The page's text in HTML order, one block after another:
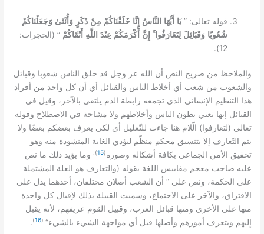
قوله تعالى: ”يَا أَيُّهَا النَّاسُ إِنَّا خَلَقْنَاكُمْ مِنْ ذَكَرٍ وَأُنْثَىٰ وَجَعَلْنَاكُمْ
شُعُوبًا وَقَبَائِلَ لِتَعَارَفُوا ۚ إِنَّ أَكْرَمَكُمْ عِنْدَ اللَّهِ أَتْقَاكُمْ ” ( الحجرات:
12).
والملاحظ من صريح النص أن الله عز وجل قد خلق الناس شعوبا وقبائل
والشعوب من شعب أي أخلاط الناس والقبائل أي أن كل واحد من أفراد
هذا التنظيم الإنساني الذي تجمعه رابطة الدم يلتقي بالآخر، وقيل في
القبائل إنها تعني بطون الناس وأخلاطهم ولا مشاحة في الاصطلاح وقوله
تعالى (لتعارفوا) الّلام هنا جاءت للتّعليل أي لكي يعرف بعضكم بعضًا ولا
يتم التّعارف إلا بتنسيق محكم منظّم ليؤدي الغاية المنشودة منه وهو
تحقيق الأمن الجماعي بكافة أشكاله وصوره(
15
)
وما يؤيد ذلك ما نص
عليه صاحب معجم مقاييس اللغة بقوله (والتعارف هو العلة المشتملة
على الحكمة، ونص على” أن الشعب أصلان مختلفان، أحدهما يدل على
الافتراق، والآخر على الاجتماع، وسميت القبيلة بذلك لإقبال كل واحدة
منها على الأخرى ومنها قبائل العرب، وقبيل القوم عريفهم، لأنه يقبل
إليهم ويتعرف أمورهم وأصلها قبل أي مواجهة الشيء بالشيء“
(
16
)
.